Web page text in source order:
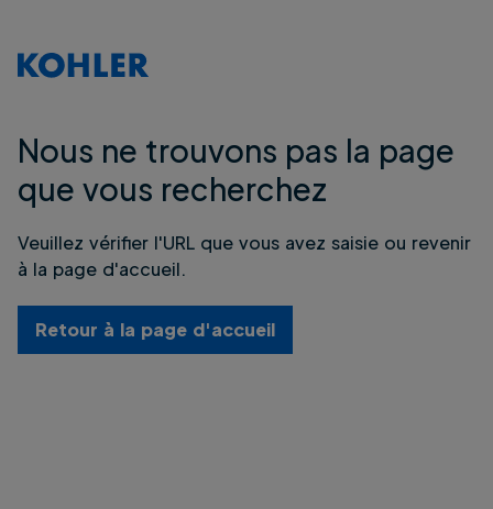
Nous ne trouvons pas la page
que vous recherchez
Veuillez vérifier l'URL que vous avez saisie ou revenir
à la page d'accueil.
Retour à la page d'accueil